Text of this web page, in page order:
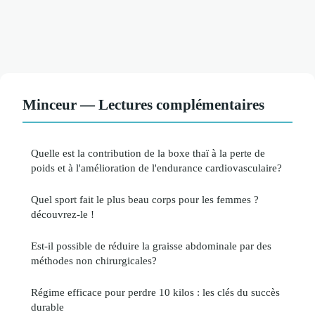
Minceur — Lectures complémentaires
Quelle est la contribution de la boxe thaï à la perte de
poids et à l'amélioration de l'endurance cardiovasculaire?
Quel sport fait le plus beau corps pour les femmes ?
découvrez-le !
Est-il possible de réduire la graisse abdominale par des
méthodes non chirurgicales?
Régime efficace pour perdre 10 kilos : les clés du succès
durable